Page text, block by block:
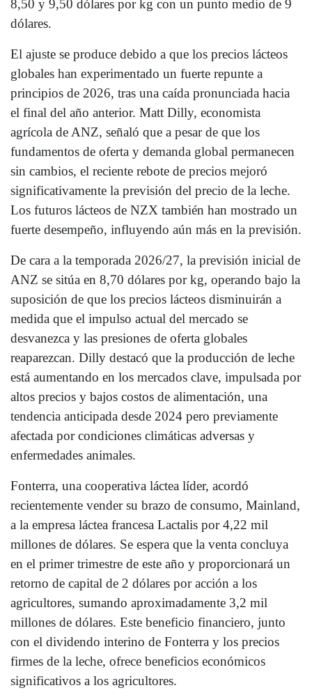
8,50 y 9,50 dólares por kg con un punto medio de 9
dólares.
El ajuste se produce debido a que los precios lácteos
globales han experimentado un fuerte repunte a
principios de 2026, tras una caída pronunciada hacia
el final del año anterior. Matt Dilly, economista
agrícola de ANZ, señaló que a pesar de que los
fundamentos de oferta y demanda global permanecen
sin cambios, el reciente rebote de precios mejoró
significativamente la previsión del precio de la leche.
Los futuros lácteos de NZX también han mostrado un
fuerte desempeño, influyendo aún más en la previsión.
De cara a la temporada 2026/27, la previsión inicial de
ANZ se sitúa en 8,70 dólares por kg, operando bajo la
suposición de que los precios lácteos disminuirán a
medida que el impulso actual del mercado se
desvanezca y las presiones de oferta globales
reaparezcan. Dilly destacó que la producción de leche
está aumentando en los mercados clave, impulsada por
altos precios y bajos costos de alimentación, una
tendencia anticipada desde 2024 pero previamente
afectada por condiciones climáticas adversas y
enfermedades animales.
Fonterra, una cooperativa láctea líder, acordó
recientemente vender su brazo de consumo, Mainland,
a la empresa láctea francesa Lactalis por 4,22 mil
millones de dólares. Se espera que la venta concluya
en el primer trimestre de este año y proporcionará un
retorno de capital de 2 dólares por acción a los
agricultores, sumando aproximadamente 3,2 mil
millones de dólares. Este beneficio financiero, junto
con el dividendo interino de Fonterra y los precios
firmes de la leche, ofrece beneficios económicos
significativos a los agricultores.